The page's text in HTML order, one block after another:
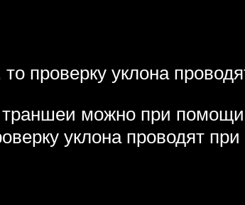
проверку уклона
траншеи можно при
уклона проводят